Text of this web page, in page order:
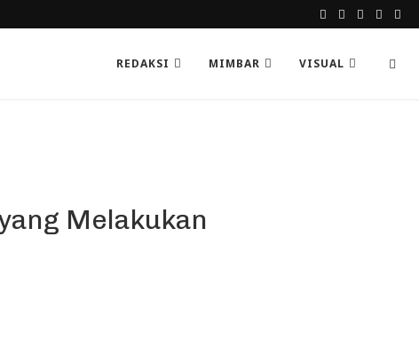
REDAKSI MIMBAR VISUAL
Melakukan